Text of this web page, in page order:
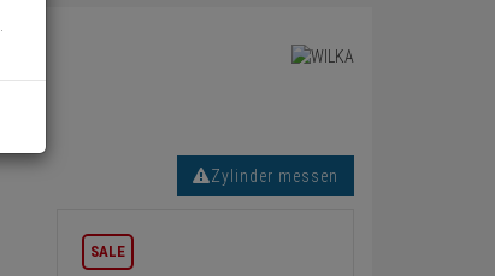
Zylinder messen
Informationen
zurück
SALE